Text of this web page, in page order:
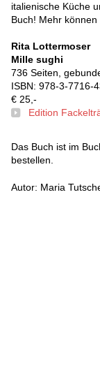
italienische Küche
Buch! Mehr
Rita Lottermoser
Mille sughi
736 Seiten,
ISBN: 978-3-7716-
€ 25,-
Edition
Das Buch ist im
bestellen.
Autor: Maria